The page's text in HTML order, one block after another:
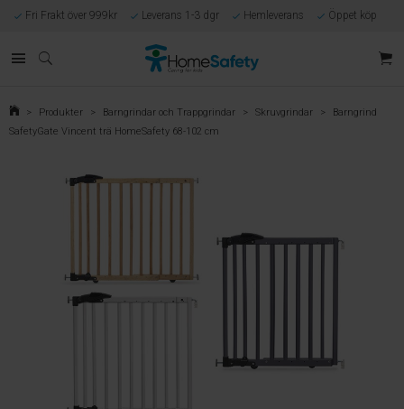
Fri Frakt över 999kr Leverans 1-3 dgr Hemleverans Öppet köp
Egen tillverkning
> Produkter > Barngrindar och Trappgrindar > Skruvgrindar >
Barngrind
SafetyGate Vincent trä HomeSafety 68-102 cm